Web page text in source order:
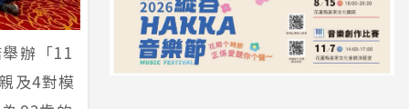
辦「11
及4對模